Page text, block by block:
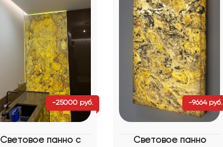
-25000 руб.
Световое панно с
-9664 руб.
Световое панно